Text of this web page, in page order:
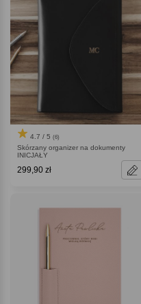
4.7 / 5 (6)
Skórzany organizer na dokumenty
INICJAŁY
299,90 zł